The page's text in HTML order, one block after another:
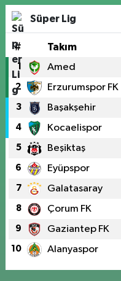
Süper Lig
# Takım
1 Amed
2 Erzurumspor FK
3 Başakşehir
4 Kocaelispor
5 Beşiktaş
6 Eyüpspor
7 Galatasaray
8 Çorum FK
9 Gaziantep FK
10 Alanyaspor